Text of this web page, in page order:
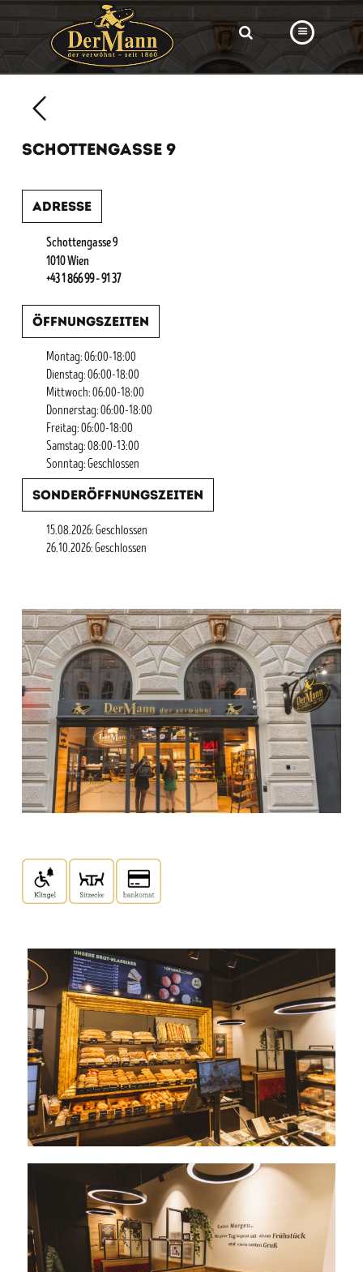
BÄCKEREI
SCHOTTENGASSE 9
Adresse
Schottengasse 9
1010 Wien
+43 1 866 99 - 91 37
Öffnungszeiten
Montag: 06:00-18:00
Dienstag: 06:00-18:00
Mittwoch: 06:00-18:00
Donnerstag: 06:00-18:00
Freitag: 06:00-18:00
Samstag: 08:00-13:00
Sonntag: Geschlossen
Sonderöffnungszeiten
15.08.2026: Geschlossen
26.10.2026: Geschlossen